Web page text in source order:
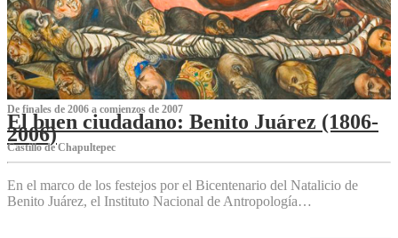
De finales de 2006 a comienzos de 2007
El buen ciudadano: Benito Juárez (1806-
2006)
Castillo de Chapultepec
En el marco de los festejos por el Bicentenario del Natalicio de
Benito Juárez, el Instituto Nacional de Antropología…